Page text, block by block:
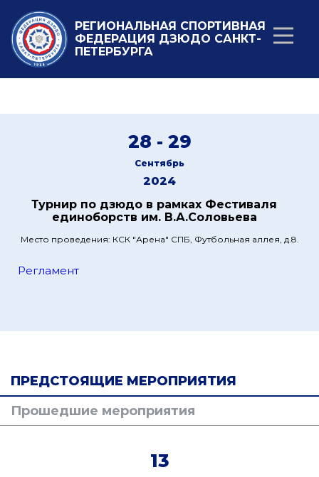
РЕГИОНАЛЬНАЯ СПОРТИВНАЯ
ФЕДЕРАЦИЯ ДЗЮДО САНКТ-
ПЕТЕРБУРГА
28 - 29
Сентябрь
2024
Турнир по дзюдо в рамках Фестиваля
единоборств им. В.А.Соловьева
Место проведения: КСК "Арена" СПБ, Футбольная аллея, д.8.
Регламент
ПРЕДСТОЯЩИЕ МЕРОПРИЯТИЯ
Прошедшие мероприятия
13